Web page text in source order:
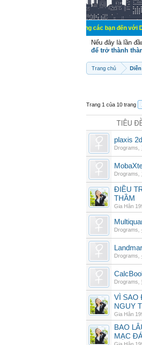
Chào mừng các bạn đến với Diễn đàn
Nếu đây là lần
để trở thành
Trang chủ
Trang 1 của 10 trang
TIÊU
plaxis
Drograms
Drograms
ĐIỀU
THẦM
Gia Hân
Drograms
Drograms
Drograms
VÌ SAO
NGUY
Gia Hân
BAO
MẠC